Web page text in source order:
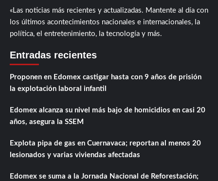
«Las noticias más recientes y actualizadas. Mantente al día con
los últimos acontecimientos nacionales e internacionales, la
política, el entretenimiento, la tecnología y más.
Entradas recientes
Proponen en Edomex castigar hasta con 9 años de prisión
la explotación laboral infantil
Edomex alcanza su nivel más bajo de homicidios en casi 20
años, asegura la SSEM
Explota pipa de gas en Cuernavaca; reportan al menos 20
lesionados y varias viviendas afectadas
Edomex se suma a la Jornada Nacional de Reforestación;